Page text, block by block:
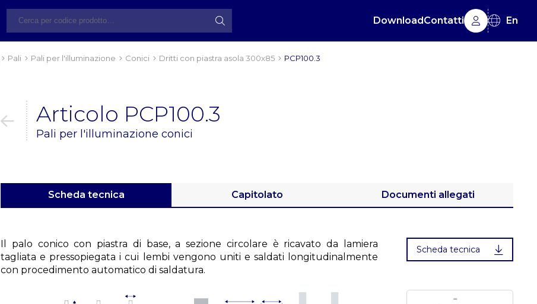
DownloadContatti En
Pali Pali per l'illuminazione Conici Dritti con piastra asola 300x85 PCP100.3
Articolo PCP100.3
Pali per l'illuminazione conici
Scheda tecnica
Il palo conico con piastra di base, a sezione circolare è ricavato da lamiera
tagliata e pressopiegata i cui lembi vengono uniti e saldati longitudinalmente
con procedimento automatico di saldatura.
Scheda tecnica
Capitolato Documenti allegati